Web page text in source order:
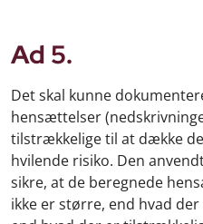
Ad 5.
Det skal kunne
hensættelser
tilstrækkelige til at dække
hvilende risiko. Den
sikre, at de beregnede
ikke er større, end hvad